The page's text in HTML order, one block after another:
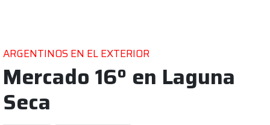
ARGENTINOS EN EL EXTERIOR
Mercado 16º en Laguna
Seca